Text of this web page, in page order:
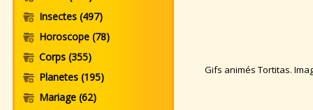
Insectes (497)
Horoscope (78)
Corps (355)
Planetes (195)
Mariage (62)
Gifs animés Tortitas.